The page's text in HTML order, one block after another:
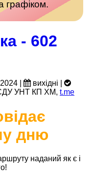
графіком.
- 602
|
вихідні |
УНТ КП ХМ, t.me
дню
наданий як є і